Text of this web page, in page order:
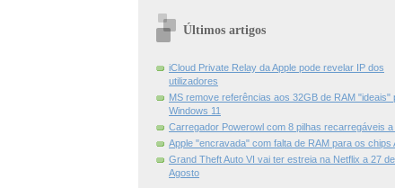
Últimos artigos
iCloud Private Relay da Apple pode revelar IP dos
utilizadores
MS remove referências aos 32GB de RAM "ideais"
Windows 11
Carregador Powerowl com 8 pilhas recarregáveis a
Apple "encravada" com falta de RAM para os chips
Grand Theft Auto VI vai ter estreia na Netflix a 27 de
Agosto